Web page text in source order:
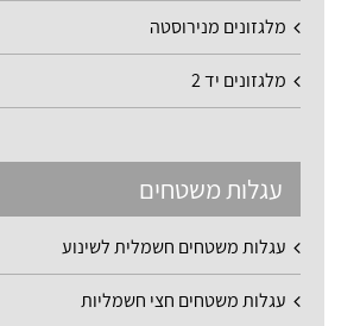
מלגזונים מנירוסטה
מלגזונים יד 2
עגלות משטחים
עגלות משטחים חשמלית לשינוע
עגלות משטחים חצי חשמליות